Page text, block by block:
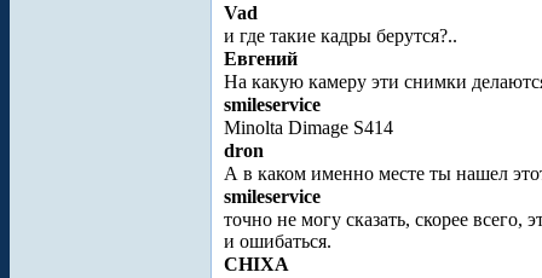
Vad
и где такие кадры берутся?..
Евгений
На какую камеру эти снимки
smileservice
Minolta Dimage S414
dron
А в каком именно месте ты нашел
smileservice
точно не могу сказать, скорее
и ошибаться.
CHIXA